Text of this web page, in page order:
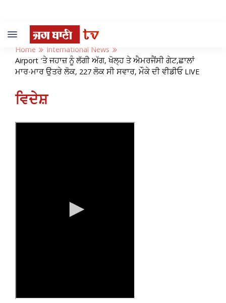
Toggle
navigation
Home
International News
Airport 'ਤੇ ਜਹਾਜ਼ ਨੂੰ ਲੱਗੀ ਅੱਗ, ਖੋਲ੍ਹ ਤੇ ਐਮਰਜੈਂਸੀ ਗੇਟ,ਛਾਲਾਂ
ਮਾਰ-ਮਾਰ ਉਤਰੇ ਲੋਕ, 227 ਲੋਕ ਸੀ ਸਵਾਰ, ਮੌਕੇ ਦੀ ਵੀਡੀਓ LIVE
ਵਿਦੇਸ਼